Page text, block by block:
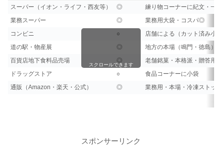
スーパー（イオン・ライフ・西友等）
◎
練り物コーナーに紀文・一
業務スーパー
◎
業務用大袋・コスパ◎
コンビニ
○
店舗による（カット済み小
道の駅・物産展
◎
地方の本場（鳴門・徳島）
百貨店地下食料品売場
◎
老舗銘菓・本格派・贈答用
ドラッグストア
○
食品コーナーに小袋
通販（Amazon・楽天・公式）
◎ 業務用・本場・冷凍ストッ
スクロールできます
スポンサーリンク